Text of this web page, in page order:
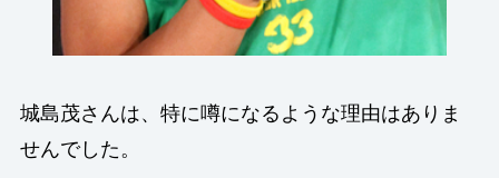
城島茂さんは、特に噂になるような理由はありま
せんでした。